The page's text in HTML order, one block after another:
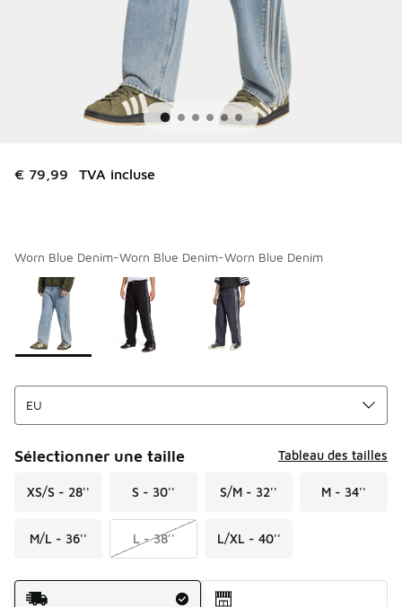
€ 79,99 TVA incluse
Worn Blue Denim-Worn Blue Denim-Worn Blue Denim
Page 1 sur 1 affichant 1 à 3 des 3 couleurs.
Merci de sélectionner un style *
Sélectionner une taille Tableau des tailles
XS/S - 28'' S - 30'' S/M - 32'' M - 34''
M/L - 36'' L - 38'' L/XL - 40''
Mode d'expédition